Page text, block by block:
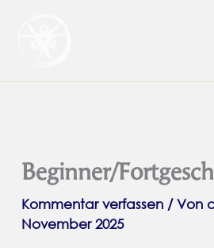
Beginner/
Kommentar verfassen / Von
November 2025